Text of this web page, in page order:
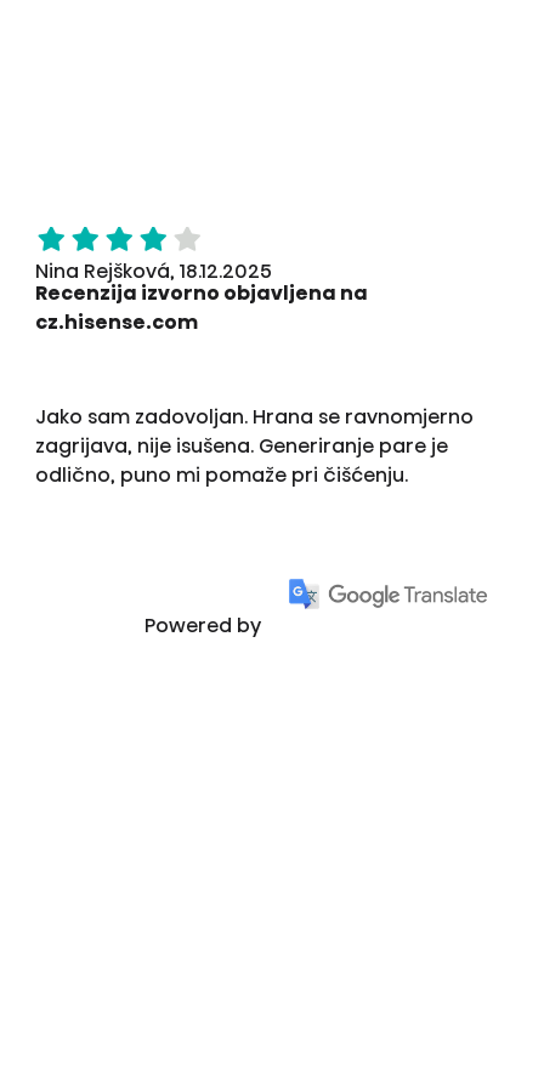
Nina Rejšková, 18.12.2025
Recenzija izvorno objavljena na
cz.hisense.com
Jako sam zadovoljan. Hrana se ravnomjerno
zagrijava, nije isušena. Generiranje pare je
odlično, puno mi pomaže pri čišćenju.
Powered by